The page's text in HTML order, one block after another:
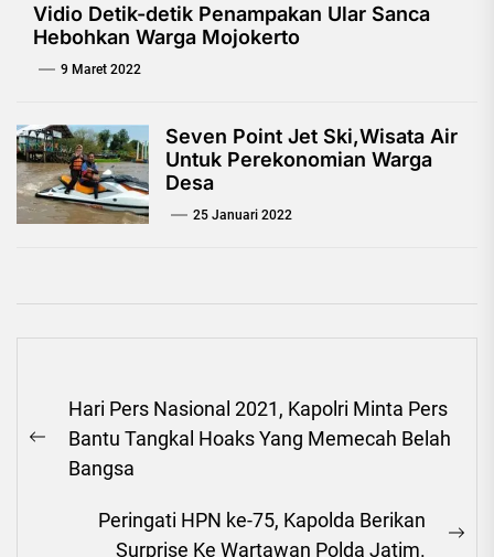
Vidio Detik-detik Penampakan Ular Sanca
Hebohkan Warga Mojokerto
9 Maret 2022
Seven Point Jet Ski,Wisata Air
Untuk Perekonomian Warga
Desa
25 Januari 2022
pos
Previous
post:
Hari Pers Nasional 2021, Kapolri Minta Pers
Bantu Tangkal Hoaks Yang Memecah Belah
Bangsa
Peringati HPN ke-75, Kapolda Berikan
Surprise Ke Wartawan Polda Jatim.